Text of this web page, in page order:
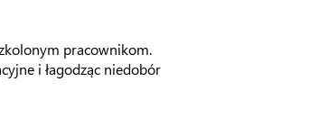
pracownikom.
i łagodząc niedobór